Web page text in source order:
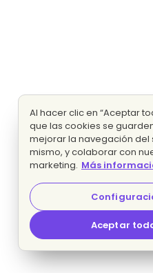
Al hacer clic en “Aceptar
que las cookies se
mejorar la navegación del
mismo, y colaborar con
marketing. Más
Aceptar